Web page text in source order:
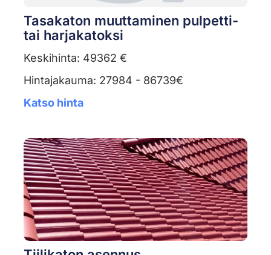
Tasakaton muuttaminen pulpetti-
tai harjakatoksi
Keskihinta: 49362 €
Hintajakauma: 27984 - 86739€
Katso hinta